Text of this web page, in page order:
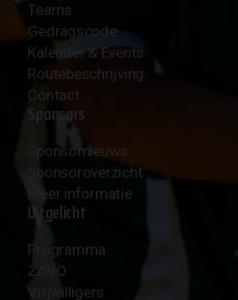
Teams
Gedragscode
Kalender & Events
Routebeschrijving
Contact
Sponsors
Sponsornieuws
Sponsoroverzicht
Meer informatie
Uitgelicht
Programma
ZAVO
Vrijwilligers